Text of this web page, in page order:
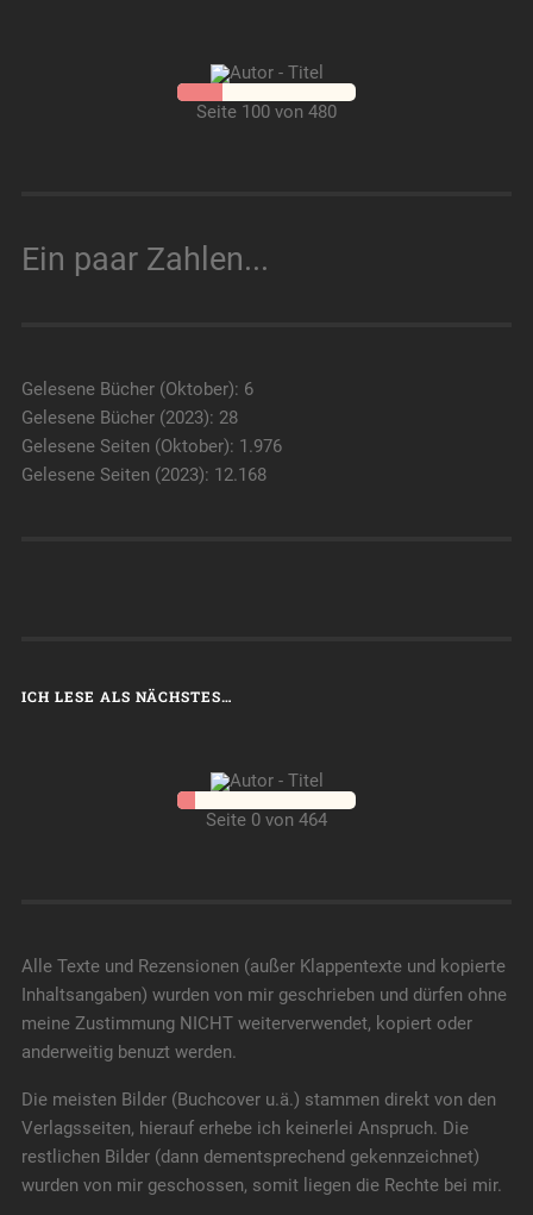
Seite 100 von 480
Ein paar Zahlen...
Gelesene Bücher (Oktober): 6
Gelesene Bücher (2023): 28
Gelesene Seiten (Oktober): 1.976
Gelesene Seiten (2023): 12.168
ICH LESE ALS NÄCHSTES…
Seite 0 von 464
Alle Texte und Rezensionen (außer Klappentexte und kopierte
Inhaltsangaben) wurden von mir geschrieben und dürfen ohne
meine Zustimmung NICHT weiterverwendet, kopiert oder
anderweitig benuzt werden.
Die meisten Bilder (Buchcover u.ä.) stammen direkt von den
Verlagsseiten, hierauf erhebe ich keinerlei Anspruch. Die
restlichen Bilder (dann dementsprechend gekennzeichnet)
wurden von mir geschossen, somit liegen die Rechte bei mir.